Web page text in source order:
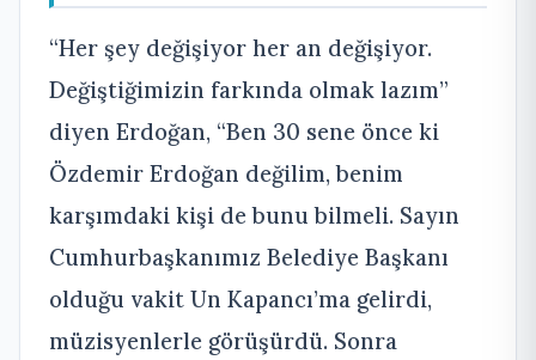
“Her şey değişiyor her an değişiyor.
Değiştiğimizin farkında olmak lazım”
diyen Erdoğan, “Ben 30 sene önce ki
Özdemir Erdoğan değilim, benim
karşımdaki kişi de bunu bilmeli. Sayın
Cumhurbaşkanımız Belediye Başkanı
olduğu vakit Un Kapancı’ma gelirdi,
müzisyenlerle görüşürdü. Sonra